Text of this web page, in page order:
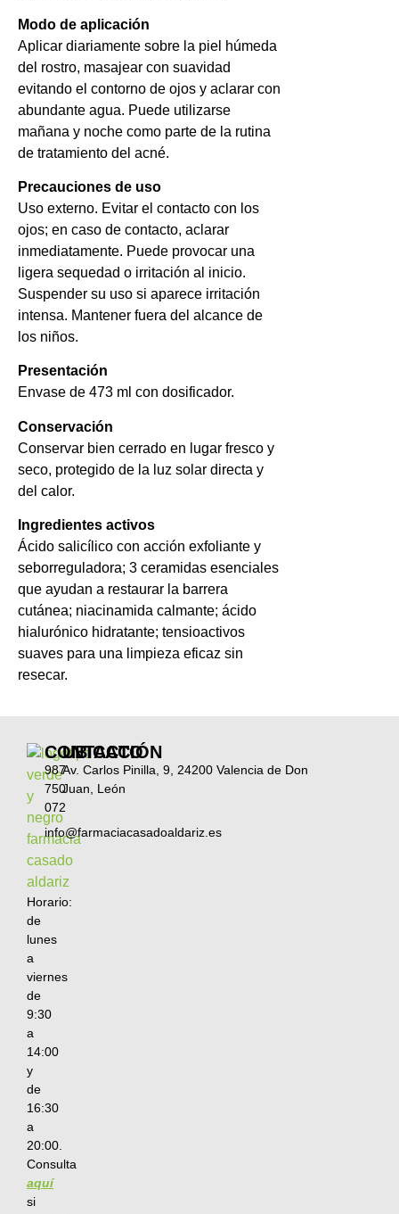
Modo de aplicación
Aplicar diariamente sobre la piel húmeda
del rostro, masajear con suavidad
evitando el contorno de ojos y aclarar con
abundante agua. Puede utilizarse
mañana y noche como parte de la rutina
de tratamiento del acné.
Precauciones de uso
Uso externo. Evitar el contacto con los
ojos; en caso de contacto, aclarar
inmediatamente. Puede provocar una
ligera sequedad o irritación al inicio.
Suspender su uso si aparece irritación
intensa. Mantener fuera del alcance de
los niños.
Presentación
Envase de 473 ml con dosificador.
Conservación
Conservar bien cerrado en lugar fresco y
seco, protegido de la luz solar directa y
del calor.
Ingredientes activos
Ácido salicílico con acción exfoliante y
seborreguladora; 3 ceramidas esenciales
que ayudan a restaurar la barrera
cutánea; niacinamida calmante; ácido
hialurónico hidratante; tensioactivos
suaves para una limpieza eficaz sin
resecar.
Horario:
de
lunes
a
viernes
de
9:30
a
14:00
y
de
16:30
a
20:00.
Consulta
aquí
si
CONTACTO
987
750
072
info@farmaciacasadoaldariz.es
UBICACIÓN
Av. Carlos Pinilla, 9, 24200 Valencia de Don
Juan, León